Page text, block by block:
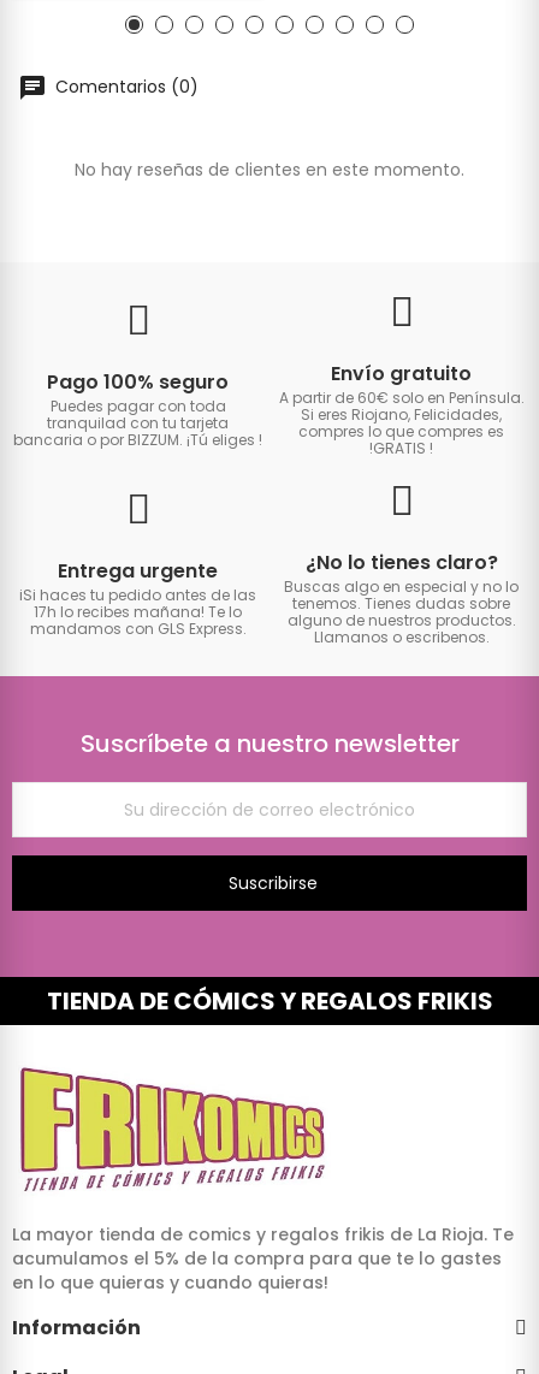
Comentarios (0)
No hay reseñas de clientes en este momento.
Pago 100% seguro
Puedes pagar con toda
tranquilad con tu tarjeta
bancaria o por BIZZUM. ¡Tú eliges !
Envío gratuito
A partir de 60€ solo en Península.
Si eres Riojano, Felicidades,
compres lo que compres es
!GRATIS !
Entrega urgente
iSi haces tu pedido antes de las
17h lo recibes mañana! Te lo
mandamos con GLS Express.
¿No lo tienes claro?
Buscas algo en especial y no lo
tenemos. Tienes dudas sobre
alguno de nuestros productos.
Llamanos o escribenos.
Suscríbete a nuestro newsletter
Suscribirse
TIENDA DE CÓMICS Y REGALOS FRIKIS
La mayor tienda de comics y regalos frikis de La Rioja. Te
acumulamos el 5% de la compra para que te lo gastes
en lo que quieras y cuando quieras!
Información